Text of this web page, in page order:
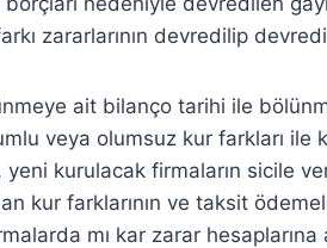
zararlarının devredilip
ait bilanço tarihi ile
veya olumsuz kur farkları
kurulacak firmaların sicile
kur farklarının ve taksit
mı kar zarar hesaplarına